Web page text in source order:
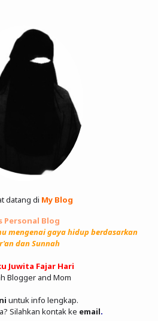
datang di My Blog
Personal Blog
mengenai gaya hidup berdasarkan
dan Sunnah
Juwita Fajar Hari
Blogger and Mom
untuk info lengkap.
Silahkan kontak ke email.